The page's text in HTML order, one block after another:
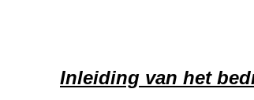
Inleiding van het